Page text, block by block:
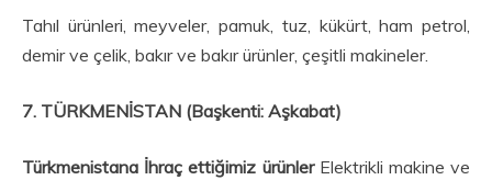
Tahıl ürünleri, meyveler, pamuk, tuz, kükürt, ham petrol,
demir ve çelik, bakır ve bakır ürünler, çeşitli makineler.
7. TÜRKMENİSTAN (Başkenti: Aşkabat)
Türkmenistana İhraç ettiğimiz ürünlerElektrikli makine ve